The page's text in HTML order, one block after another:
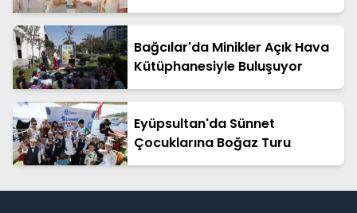
Bağcılar'da Minikler Açık Hava
Kütüphanesiyle Buluşuyor
Eyüpsultan'da Sünnet
Çocuklarına Boğaz Turu